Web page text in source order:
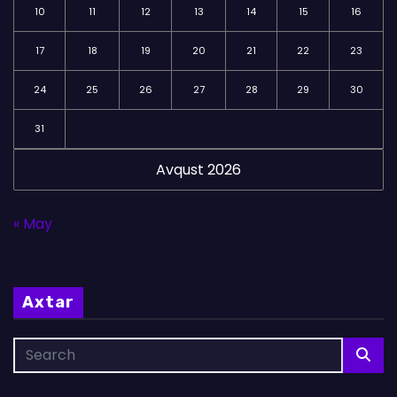
Avqust 2026
10 11 12 13 14 15 16
17 18 19 20 21 22 23
24 25 26 27 28 29 30
31
« May
Axtar